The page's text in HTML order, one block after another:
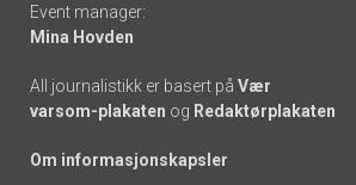
Event manager:
Mina Hovden
All journalistikk er basert på Vær
varsom-plakaten og Redaktørplakaten
Om informasjonskapsler